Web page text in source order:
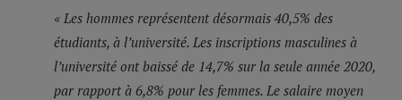
« Les hommes représentent désormais 40,5% des
étudiants, à l’université. Les inscriptions masculines à
l’université ont baissé de 14,7% sur la seule année 2020,
par rapport à 6,8% pour les femmes. Le salaire moyen